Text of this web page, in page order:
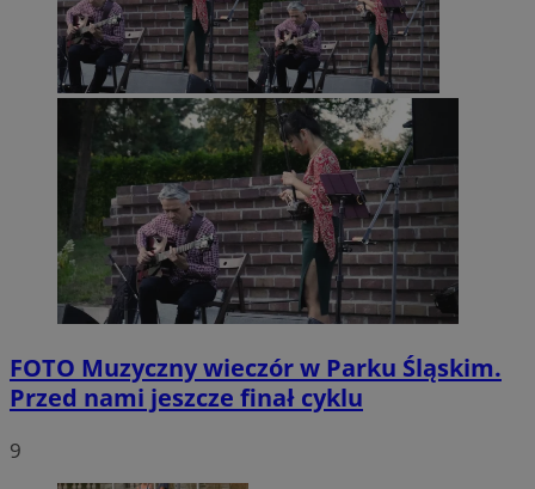
FOTO Muzyczny wieczór w Parku Śląskim.
Przed nami jeszcze finał cyklu
9